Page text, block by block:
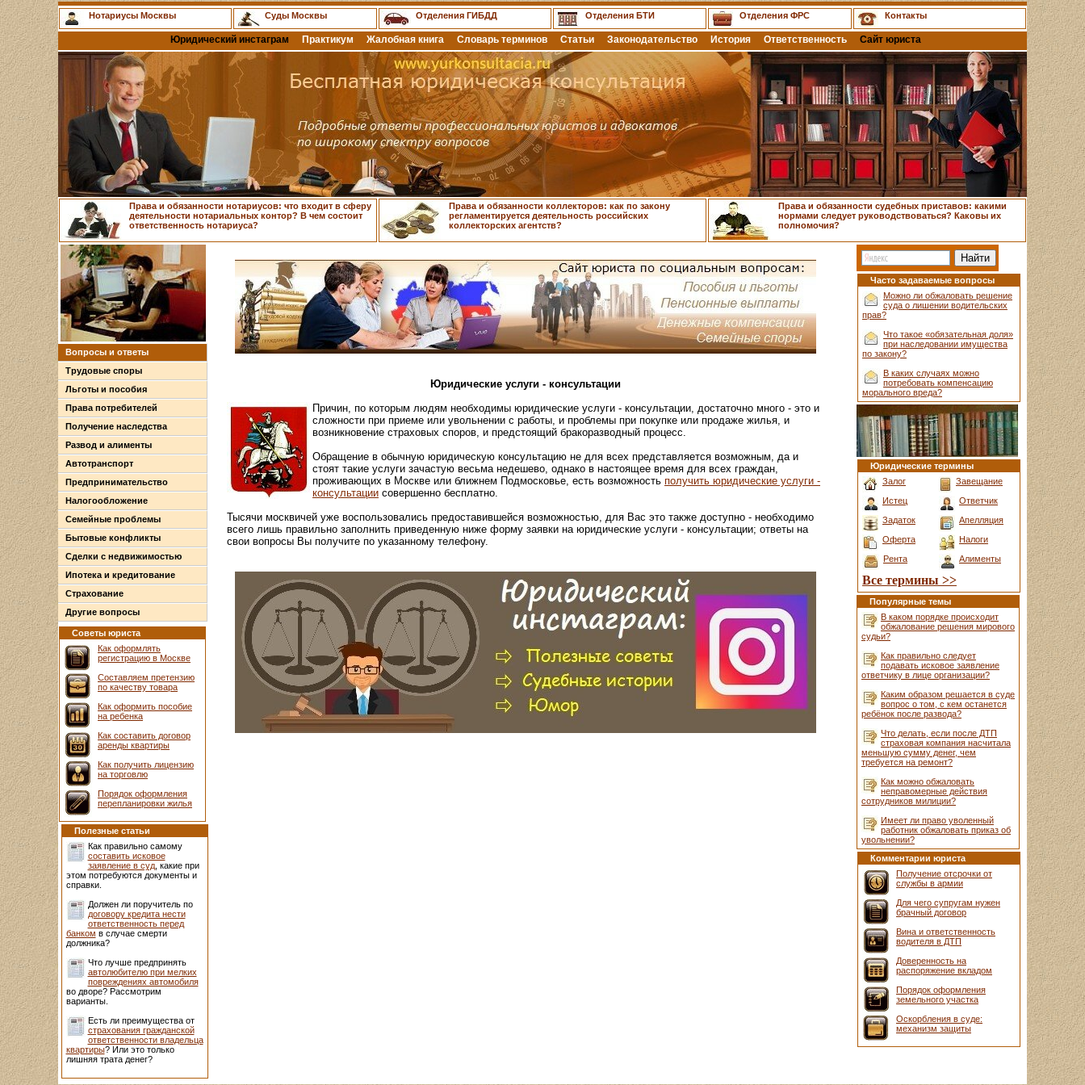
Нотариусы Москвы Суды Москвы Отделения ГИБДД Отделения БТИ Отделения ФРС Контакты
Юридический инстаграм Практикум Жалобная книга Словарь терминов Статьи Законодательство История Ответственность Сайт юриста
Права и обязанности нотариусов: что входит в сферу
деятельности нотариальных контор? В чем состоит
ответственность нотариуса?
Права и обязанности коллекторов: как по закону
регламентируется деятельность российских
коллекторских агентств?
Права и обязанности судебных приставов: какими
нормами следует руководствоваться? Каковы их
полномочия?
Вопросы и ответы
Трудовые споры
Льготы и пособия
Права потребителей
Получение наследства
Развод и алименты
Автотранспорт
Предпринимательство
Налогообложение
Семейные проблемы
Бытовые конфликты
Сделки с недвижимостью
Ипотека и кредитование
Страхование
Другие вопросы
Советы юриста
Как оформлять
регистрацию в Москве
Составляем претензию
по качеству товара
Как оформить пособие
на ребенка
Как составить договор
аренды квартиры
Как получить лицензию
на торговлю
Порядок оформления
перепланировки жилья
Полезные статьи
Как правильно самому
составить исковое
заявление в суд, какие при
этом потребуются документы и
справки.
Должен ли поручитель по
договору кредита нести
ответственность перед
банком в случае смерти
должника?
Что лучше предпринять
автолюбителю при мелких
повреждениях автомобиля
во дворе? Рассмотрим
варианты.
Есть ли преимущества от
страхования гражданской
ответственности владельца
квартиры? Или это только
лишняя трата денег?
Юридические услуги - консультации
Причин, по которым людям необходимы юридические услуги - консультации, достаточно много - это и
сложности при приеме или увольнении с работы, и проблемы при покупке или продаже жилья, и
возникновение страховых споров, и предстоящий бракоразводный процесс.
Обращение в обычную юридическую консультацию не для всех представляется возможным, да и
стоят такие услуги зачастую весьма недешево, однако в настоящее время для всех граждан,
проживающих в Москве или ближнем Подмосковье, есть возможность получить юридические услуги -
консультации совершенно бесплатно.
Тысячи москвичей уже воспользовались предоставившейся возможностью, для Вас это также доступно - необходимо
всего лишь правильно заполнить приведенную ниже форму заявки на юридические услуги - консультации; ответы на
свои вопросы Вы получите по указанному телефону.
Часто задаваемые вопросы
Можно ли обжаловать решение
суда о лишении водительских
прав?
Что такое «обязательная доля»
при наследовании имущества
по закону?
В каких случаях можно
потребовать компенсацию
морального вреда?
Юридические термины
Залог
Истец
Задаток
Оферта
Рента
Завещание
Ответчик
Апелляция
Налоги
Алименты
Все термины >>
Популярные темы
В каком порядке происходит
обжалование решения мирового
судьи?
Как правильно следует
подавать исковое заявление
ответчику в лице организации?
Каким образом решается в суде
вопрос о том, с кем останется
ребёнок после развода?
Что делать, если после ДТП
страховая компания насчитала
меньшую сумму денег, чем
требуется на ремонт?
Как можно обжаловать
неправомерные действия
сотрудников милиции?
Имеет ли право уволенный
работник обжаловать приказ об
увольнении?
Комментарии юриста
Получение отсрочки от
службы в армии
Для чего супругам нужен
брачный договор
Вина и ответственность
водителя в ДТП
Доверенность на
распоряжение вкладом
Порядок оформления
земельного участка
Оскорбления в суде:
механизм защиты